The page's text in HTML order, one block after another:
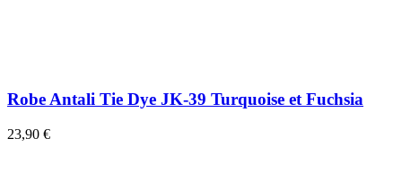
Robe Antali Tie Dye JK-39 Turquoise et Fuchsia
23,90 €